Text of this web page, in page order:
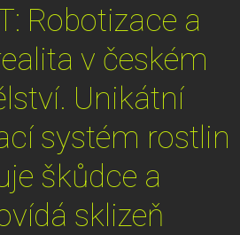
Robotizace a
v českém
Unikátní
systém rostlin
škůdce a
sklizeň